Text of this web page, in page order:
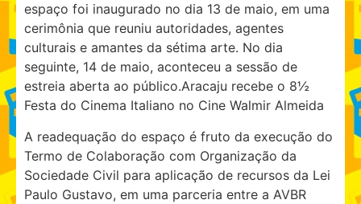
espaço foi inaugurado no dia 13 de maio, em uma
cerimônia que reuniu autoridades, agentes
culturais e amantes da sétima arte. No dia
seguinte, 14 de maio, aconteceu a sessão de
estreia aberta ao público.Aracaju recebe o 8½
Festa do Cinema Italiano no Cine Walmir Almeida
A readequação do espaço é fruto da execução do
Termo de Colaboração com Organização da
Sociedade Civil para aplicação de recursos da Lei
Paulo Gustavo, em uma parceria entre a AVBR